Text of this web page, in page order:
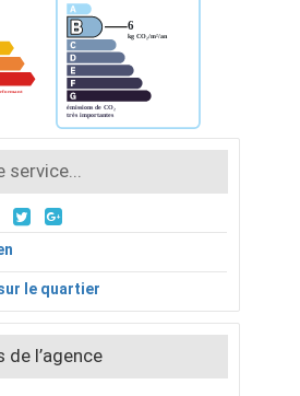
service...
le quartier
de l’agence